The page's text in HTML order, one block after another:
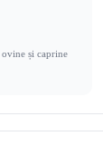
și caprine